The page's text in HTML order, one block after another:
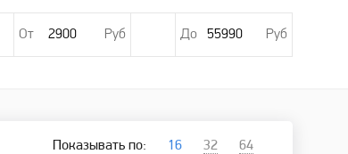
От Руб До Руб
Показывать по: 16 32 64